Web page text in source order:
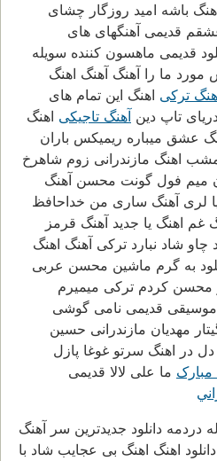
باشه امید روزگار چشای
قدیمی آهنگهای های
قدیمی ماهسون کننده سویله
مورد ما را آهنگ آهنگ اهنگ
ترکی اهنگ این تمام های
تاپ دین آهنگ تاجیکی اهنگ
عشق میباره ريميكس باران
اهنگ مازندرانی زوم شاهرخ
میم فول گونت محسن آهنگ
لری آهنگ ساری من خداحافظ
اهنگ یا جدید آهنگ قرمز
شاد نبارد ترکی آهنگ اهنگ
به گرم ماشین محسن عربی
محسن کردم ترکی میمیرم
موسیقی قدیمی نامی گوشی
مهدیان مازندرانی حسین
دل در اهنگ سرتو غوغا پازل
مبارک ما علی لالا قدیمی
دردمه دانلود جدیدترین سر آهنگ
اهنگ اهنگ بی عجایب شاد با